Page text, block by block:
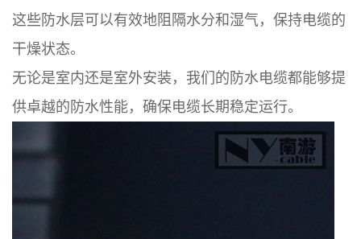
这些防水层可以有效地阻隔水分和湿气，保持电缆的
干燥状态。
无论是室内还是室外安装，我们的防水电缆都能够提
供卓越的防水性能，确保电缆长期稳定运行。